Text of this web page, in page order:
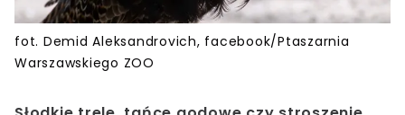
fot. Demid Aleksandrovich, facebook/Ptaszarnia
Warszawskiego ZOO